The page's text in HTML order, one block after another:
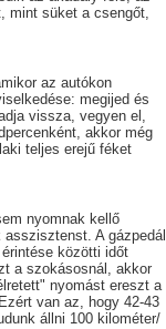
mint süket a csengőt,
az autókon
megijed és
vissza, vegyen el,
akkor még
teljes erejű féket
nyomnak kellő
A gázpedál
közötti időt
a szokásosnál, akkor
nyomást ereszt a
van az, hogy 42-43
állni 100 kilométer/